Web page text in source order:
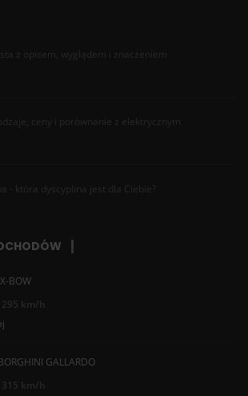
z opisem, wyglądem i znaczeniem
ceny i porównanie z elektrycznym
- która dyscyplina jest dla Ciebie?
BOW
295 km/h
GALLARDO
315 km/h